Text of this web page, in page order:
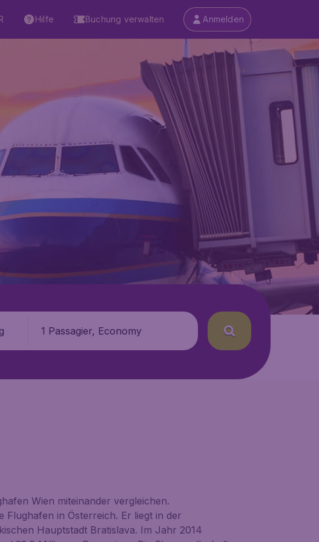
Hilfe Buchung verwalten Anmelden
1 Passagier, Economy
Wien miteinander vergleichen.
in Österreich. Er liegt in der
Hauptstadt Bratislava. Im Jahr 2014